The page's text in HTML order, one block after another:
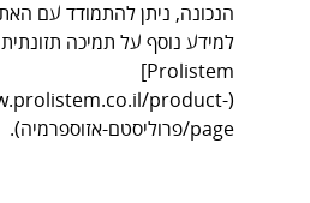
הנכונה, ניתן להתמודד עם
למידע נוסף על תמיכה
Prolistem]
(
product-
page/פרוליסטם-אזוספרמיה
).